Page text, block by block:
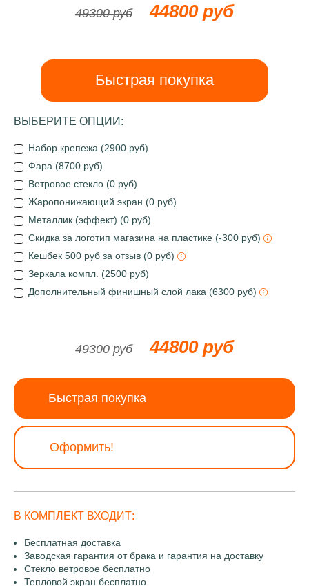
49300 руб 44800 руб
Быстрая покупка
ВЫБЕРИТЕ ОПЦИИ:
Набор крепежа (2900 руб)
Фара (8700 руб)
Ветровое стекло (0 руб)
Жаропонижающий экран (0 руб)
Металлик (эффект) (0 руб)
Скидка за логотип магазина на пластике (-300 руб)
Кешбек 500 руб за отзыв (0 руб)
Зеркала компл. (2500 руб)
Дополнительный финишный слой лака (6300 руб)
49300 руб 44800 руб
Быстрая покупка
Оформить!
В КОМПЛЕКТ ВХОДИТ:
Бесплатная доставка
Заводская гарантия от брака и гарантия на доставку
Стекло ветровое бесплатно
Тепловой экран бесплатно